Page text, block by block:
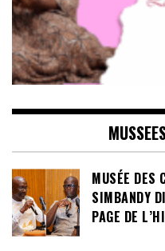
MUSÉE DES
SIMBANDY
PAGE DE